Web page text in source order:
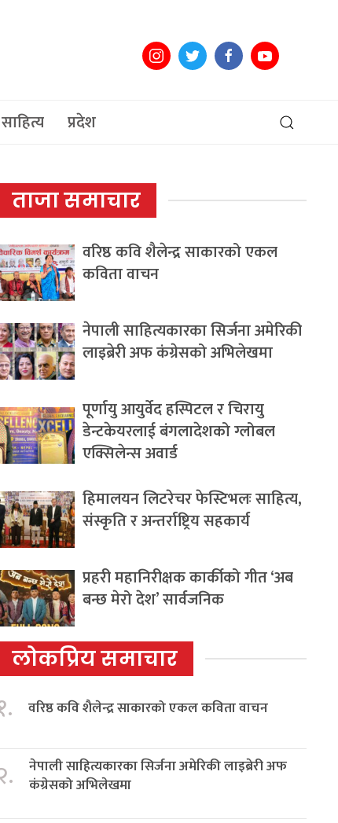
साहित्य प्रदेश
ताजा समाचार
वरिष्ठ कवि शैलेन्द्र साकारको एकल
कविता वाचन
नेपाली साहित्यकारका सिर्जना अमेरिकी
लाइब्रेरी अफ कंग्रेसको अभिलेखमा
पूर्णायु आयुर्वेद हस्पिटल र चिरायु
डेन्टकेयरलाई बंगलादेशको ग्लोबल
एक्सिलेन्स अवार्ड
हिमालयन लिटरेचर फेस्टिभलः साहित्य,
संस्कृति र अन्तर्राष्ट्रिय सहकार्य
प्रहरी महानिरीक्षक कार्कीको गीत ‘अब
बन्छ मेरो देश’ सार्वजनिक
लोकप्रिय समाचार
वरिष्ठ कवि शैलेन्द्र साकारको एकल कविता वाचन
नेपाली साहित्यकारका सिर्जना अमेरिकी लाइब्रेरी अफ
कंग्रेसको अभिलेखमा